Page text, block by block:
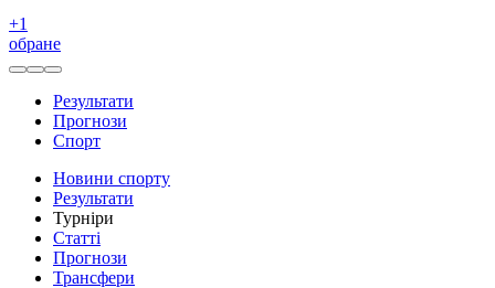
+1
обране
Результати
Прогнози
Спорт
Новини спорту
Результати
Турніри
Статті
Прогнози
Трансфери